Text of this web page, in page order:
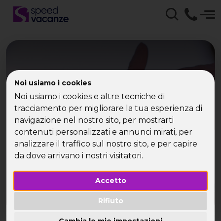
Noi usiamo i cookies
Noi usiamo i cookies e altre tecniche di
tracciamento per migliorare la tua esperienza di
navigazione nel nostro sito, per mostrarti
contenuti personalizzati e annunci mirati, per
analizzare il traffico sul nostro sito, e per capire
da dove arrivano i nostri visitatori.
Accetto
Rifiuto
Speed Vacanze -
Vacanza in Grecia per
single